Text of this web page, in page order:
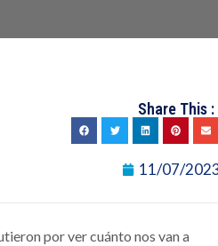
Share This :
11/07/
por ver cuánto nos van a